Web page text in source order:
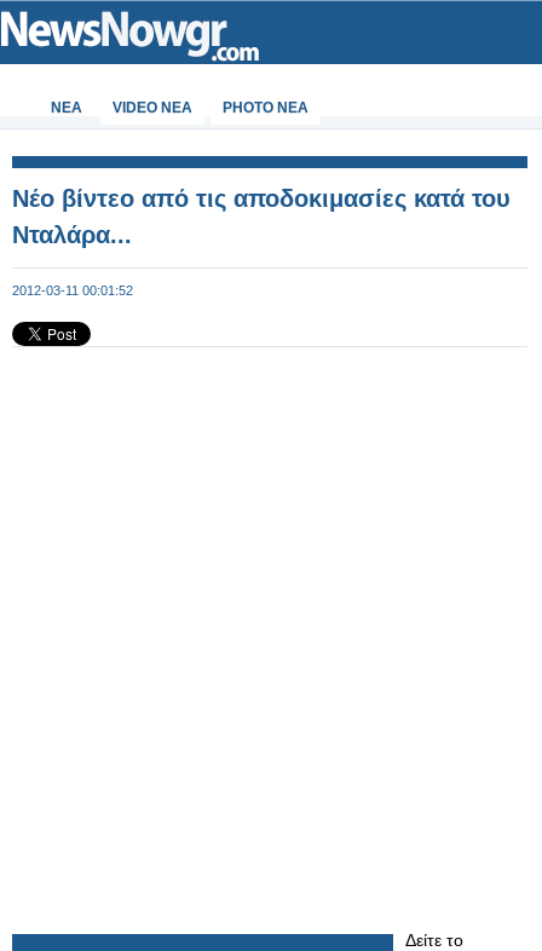
ΝΕΑ VIDEO NEA PHOTO NEA
Νέο βίντεο από τις αποδοκιμασίες κατά του
Νταλάρα...
2012-03-11 00:01:52
Δείτε το